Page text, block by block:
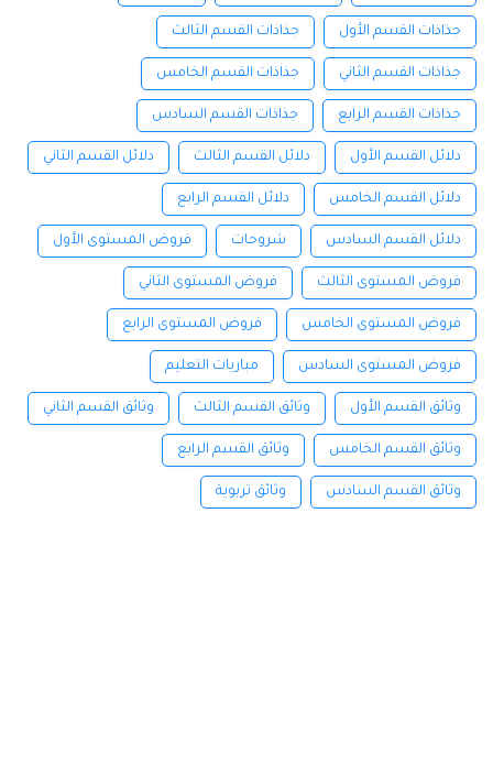
جذاذات القسم الأول جذاذات القسم الثالث
جذاذات القسم الثاني جذاذات القسم الخامس
جذاذات القسم الرابع جذاذات القسم السادس
دلائل القسم الأول دلائل القسم الثالث دلائل القسم الثاني
دلائل القسم الخامس دلائل القسم الرابع
دلائل القسم السادس شروحات فروض المستوى الأول
فروض المستوى الثالث فروض المستوى الثاني
فروض المستوى الخامس فروض المستوى الرابع
فروض المستوى السادس مباريات التعليم
وثائق القسم الأول وثائق القسم الثالث وثائق القسم الثاني
وثائق القسم الخامس وثائق القسم الرابع
وثائق القسم السادس وثائق تربوية